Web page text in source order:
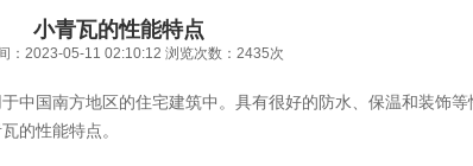
小青瓦的性能特点
：2023-05-11 02:10:12 浏览次数：2435次
中国南方地区的住宅建筑中。具有很好的防水、保温和装饰等
的性能特点。